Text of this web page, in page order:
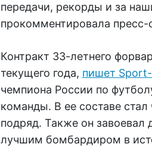
передачи, рекорды и за
прокомментировала пресс-
Контракт 33-летнего
текущего года, пишет
чемпиона России по
команды. В ее составе
подряд. Также он завоевал
лучшим бомбардиром в